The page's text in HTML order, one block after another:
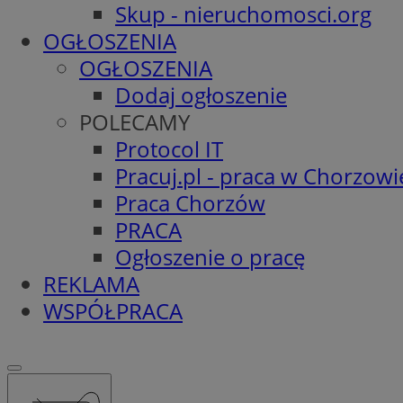
Skup - nieruchomosci.org
OGŁOSZENIA
OGŁOSZENIA
Dodaj ogłoszenie
POLECAMY
Protocol IT
Pracuj.pl - praca w
Praca Chorzów
PRACA
Ogłoszenie o pracę
REKLAMA
WSPÓŁPRACA